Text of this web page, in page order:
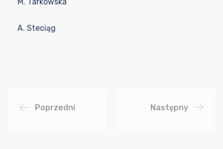
A. Steciąg
Poprzedni Następny